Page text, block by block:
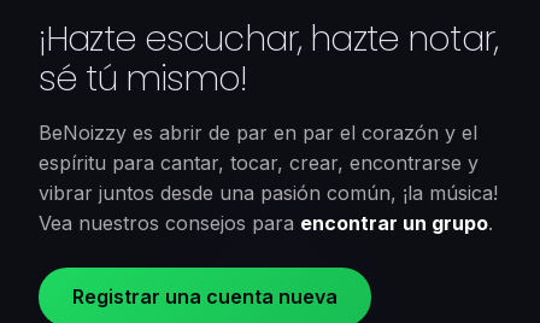
¡Hazte escuchar, hazte notar,
sé tú mismo!
BeNoizzy es abrir de par en par el corazón y el
espíritu para cantar, tocar, crear, encontrarse y
vibrar juntos desde una pasión común, ¡la música!
Vea nuestros consejos para encontrar un grupo.
Registrar una cuenta nueva